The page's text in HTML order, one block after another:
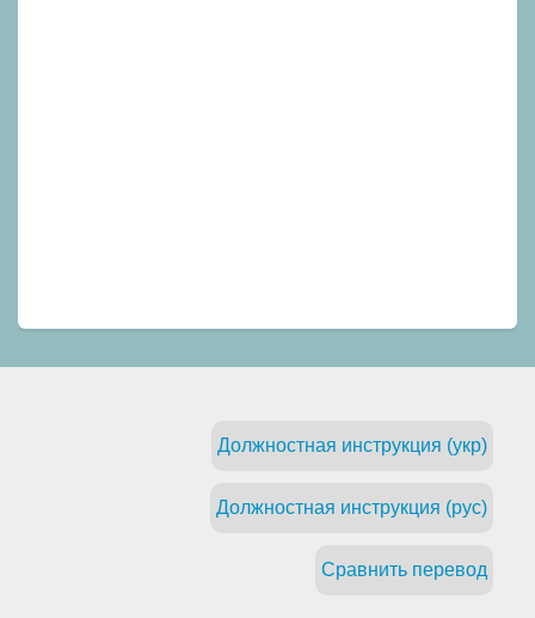
Должностная инструкция (укр)
Должностная инструкция (рус)
Сравнить перевод